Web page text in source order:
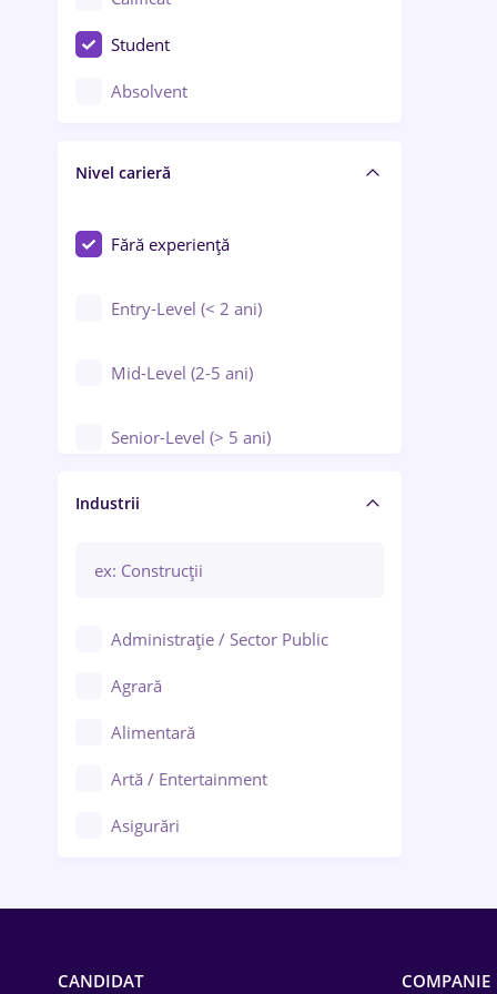
Construcții / Instalații
Controlul calității
Educație / Training / Arte
Student
Absolvent
Nivel carieră
Fără experiență
Entry-Level (< 2 ani)
Mid-Level (2-5 ani)
Senior-Level (> 5 ani)
Manager / Executiv
Industrii
Administrație / Sector Public
Agrară
Alimentară
Artă / Entertainment
Asigurări
CANDIDAT COMPANIE